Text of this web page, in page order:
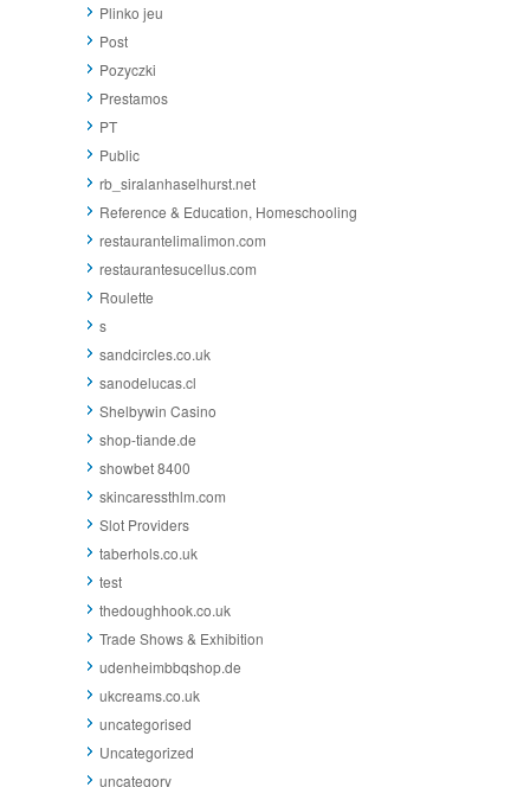
Plinko jeu
Post
Pozyczki
Prestamos
PT
Public
rb_siralanhaselhurst.net
Reference & Education, Homeschooling
restaurantelimalimon.com
restaurantesucellus.com
Roulette
s
sandcircles.co.uk
sanodelucas.cl
Shelbywin Casino
shop-tiande.de
showbet 8400
skincaressthlm.com
Slot Providers
taberhols.co.uk
test
thedoughhook.co.uk
Trade Shows & Exhibition
udenheimbbqshop.de
ukcreams.co.uk
uncategorised
Uncategorized
uncategory